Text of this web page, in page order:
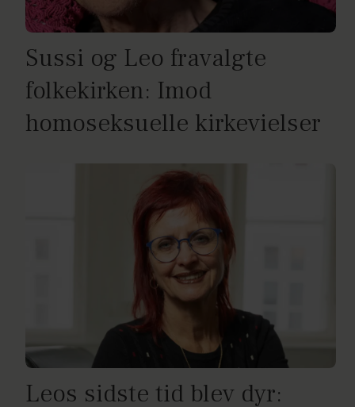
Sussi og Leo fravalgte
folkekirken: Imod
homoseksuelle kirkevielser
Leos sidste tid blev dyr: